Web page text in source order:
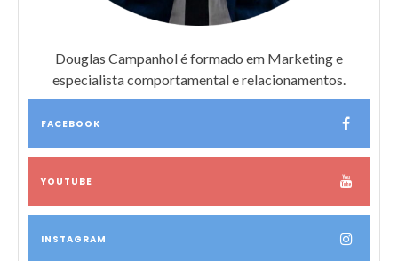
Douglas Campanhol é formado em Marketing e
especialista comportamental e relacionamentos.
FACEBOOK
YOUTUBE
INSTAGRAM